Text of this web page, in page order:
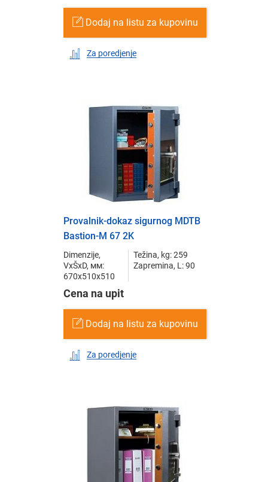
Dodaj na listu za kupovinu
Za poredjenje
Provalnik-dokaz sigurnog MDTB
Bastion-M 67 2K
Dimenzije,
VxŠxD, мм:
670x510x510
Težina, kg: 259
Zapremina, L: 90
Cena na upit
Dodaj na listu za kupovinu
Za poredjenje